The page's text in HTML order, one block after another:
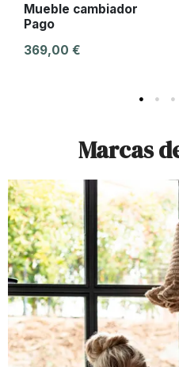
Mueble cambiador
Pago
369,00 €
Marcas